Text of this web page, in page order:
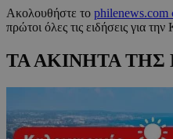
Ακολουθήστε το philenews.com
πρώτοι όλες τις ειδήσεις για
ΤΑ ΑΚΙΝΗΤΑ